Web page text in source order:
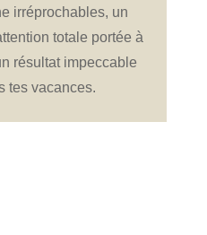
irréprochables, un
totale portée à
résultat impeccable
tes vacances.